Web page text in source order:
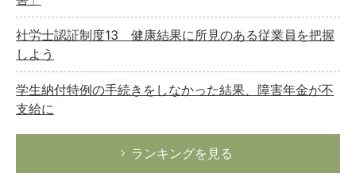
社労士認証制度13 健康結果に所見のある従業員を把握
しよう
学生納付特例の手続きをしなかった結果、障害年金が不
支給に
ランキングを見る